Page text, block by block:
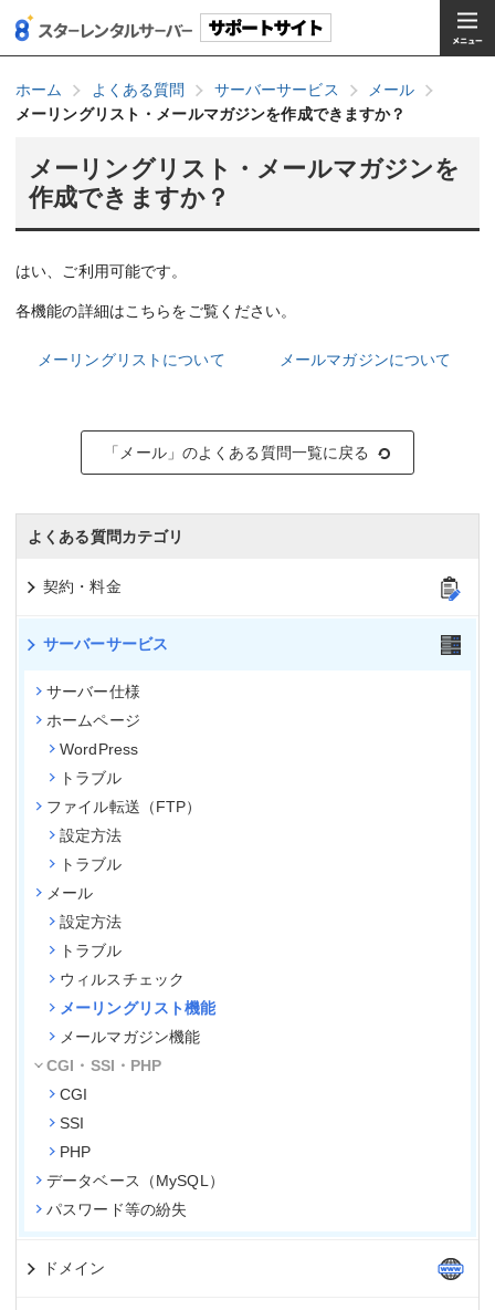
ホーム よくある質問 サーバーサービス
メール
メーリングリスト・メールマガジンを作成できますか？
メーリングリスト・メールマガジンを
作成できますか？
はい、ご利用可能です。
各機能の詳細はこちらをご覧ください。
メーリングリストについて メールマガジンについて
「メール」のよくある質問一覧に戻る
よくある質問カテゴリ
契約・料金
サーバーサービス
サーバー仕様
ホームページ
WordPress
トラブル
ファイル転送（FTP）
設定方法
トラブル
メール
設定方法
トラブル
ウィルスチェック
メーリングリスト機能
メールマガジン機能
CGI・SSI・PHP
CGI
SSI
PHP
データベース（MySQL）
パスワード等の紛失
ドメイン